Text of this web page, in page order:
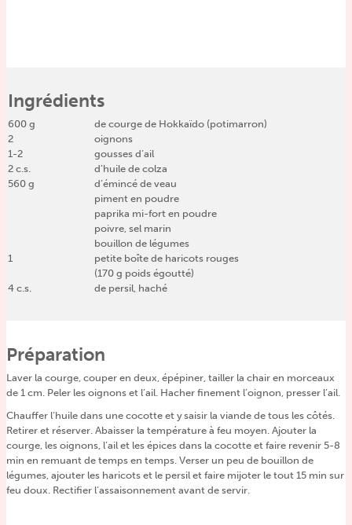
Ingrédients
600 g
de courge de Hokkaïdo (potimarron)
2
oignons
1-2
gousses d’ail
2 c.s.
d’huile de colza
560 g
d’émincé de veau
piment en poudre
paprika mi-fort en poudre
poivre, sel marin
bouillon de légumes
1
petite boîte de haricots rouges
(170 g poids égoutté)
4 c.s. de persil, haché
Préparation
Laver la courge, couper en deux, épépiner, tailler la chair en morceaux
de 1 cm. Peler les oignons et l’ail. Hacher finement l’oignon, presser l’ail.
Chauffer l’huile dans une cocotte et y saisir la viande de tous les côtés.
Retirer et réserver. Abaisser la température à feu moyen. Ajouter la
courge, les oignons, l’ail et les épices dans la cocotte et faire revenir 5-8
min en remuant de temps en temps. Verser un peu de bouillon de
légumes, ajouter les haricots et le persil et faire mijoter le tout 15 min sur
feu doux. Rectifier l’assaisonnement avant de servir.